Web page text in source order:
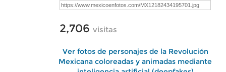
2,706 visitas
Ver fotos de personajes de la Revolución
Mexicana coloreadas y animadas mediante